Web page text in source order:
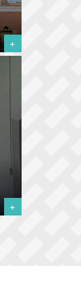
+
+